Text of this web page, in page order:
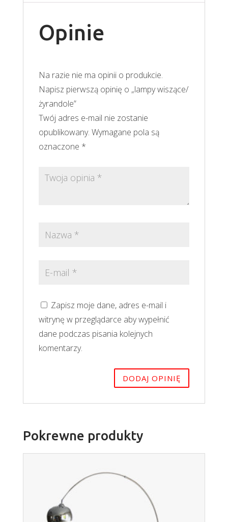
Opinie
Na razie nie ma opinii o produkcie.
Napisz pierwszą opinię o „lampy wiszące/
żyrandole”
Twój adres e-mail nie zostanie
opublikowany. Wymagane pola są
oznaczone *
Zapisz moje dane, adres e-mail i
witrynę w przeglądarce aby wypełnić
dane podczas pisania kolejnych
komentarzy.
Pokrewne produkty